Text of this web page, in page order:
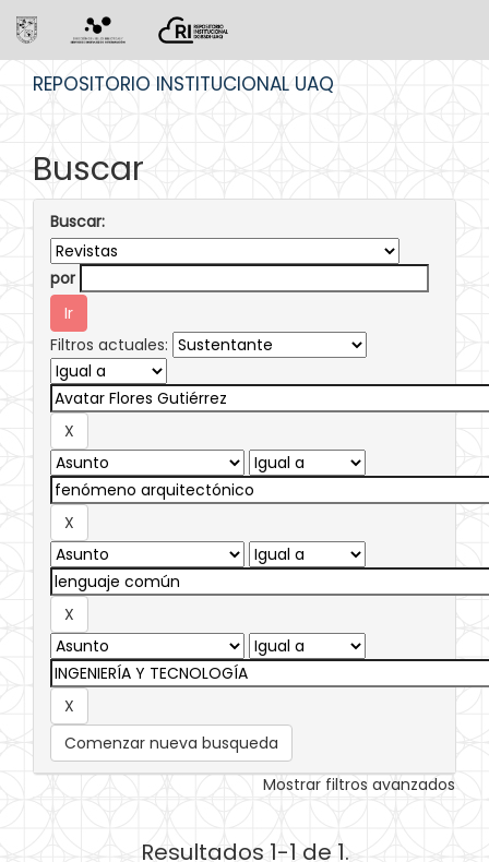
REPOSITORIO INSTITUCIONAL UAQ
Buscar
Buscar:
por
Filtros actuales:
Comenzar nueva busqueda
Mostrar filtros avanzados
Resultados 1-1 de 1.